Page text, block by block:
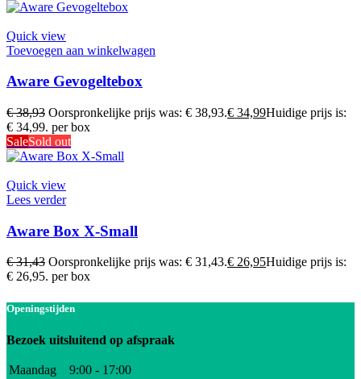
Quick view
Toevoegen aan winkelwagen
Aware Gevogeltebox
€38,93 Oorspronkelijke prijs was: € 38,93.€ 34,99Huidige prijs is:
€ 34,99. per box
SaleSold out
Quick view
Lees verder
Aware Box X-Small
€31,43 Oorspronkelijke prijs was: € 31,43.€ 26,95Huidige prijs is:
€ 26,95. per box
Openingstijden
Bezoek uitsluitend op afspraak
Maandag
9:00 - 17:00